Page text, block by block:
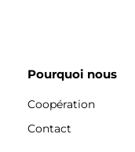
Pourquoi nous
Coopération
Contact